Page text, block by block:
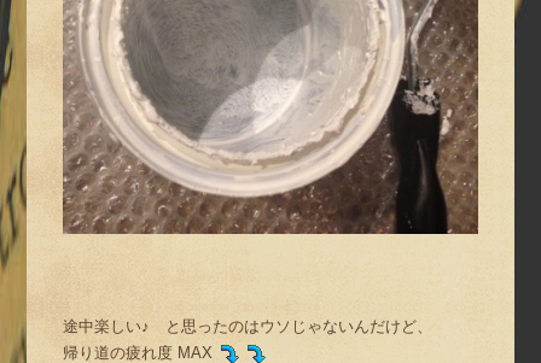
途中楽しい♪ と思ったのはウソじゃないんだけど、
帰り道の疲れ度 MAX